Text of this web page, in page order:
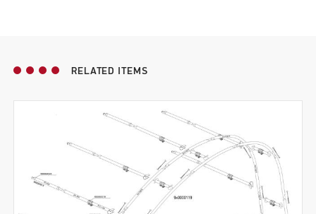
RELATED ITEMS